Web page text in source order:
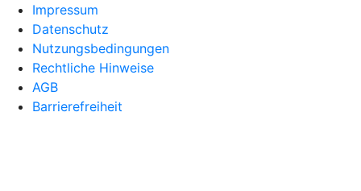
Impressum
Datenschutz
Nutzungsbedingungen
Rechtliche Hinweise
AGB
Barrierefreiheit